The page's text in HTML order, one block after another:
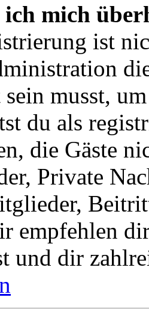
ich mich
ist
musst,
du als
die Gäste
Private
empfehlen
und dir